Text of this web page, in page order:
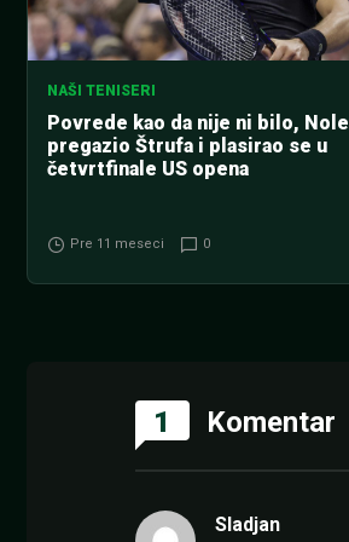
NAŠI TENISERI
Povrede kao da nije ni bilo, Nole
pregazio Štrufa i plasirao se u
četvrtfinale US opena
Pre 11 meseci 0
1 Komentar
Sladjan